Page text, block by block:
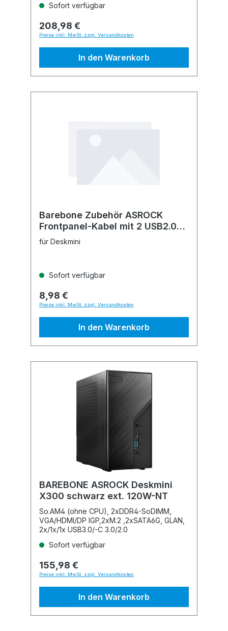
Sofort verfügbar
208,98 €
Preise inkl. MwSt. zzgl. Versandkosten
In den Warenkorb
Barebone Zubehör ASROCK
Frontpanel-Kabel mit 2 USB2.0-
Buchse
für Deskmini
Sofort verfügbar
8,98 €
Preise inkl. MwSt. zzgl. Versandkosten
In den Warenkorb
BAREBONE ASROCK Deskmini
X300 schwarz ext. 120W-NT
So.AM4 (ohne CPU), 2xDDR4-SoDIMM,
VGA/HDMI/DP IGP,2xM.2 ,2xSATA6G, GLAN,
2x/1x/1x USB3.0/-C 3.0/2.0
Sofort verfügbar
155,98 €
Preise inkl. MwSt. zzgl. Versandkosten
In den Warenkorb